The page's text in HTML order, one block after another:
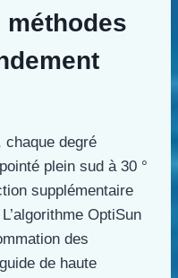
chaque degré
plein sud à 30 °
supplémentaire
OptiSun
des
de haute